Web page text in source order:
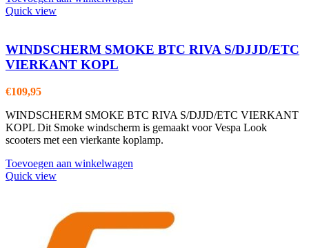
Quick view
WINDSCHERM SMOKE BTC RIVA S/DJJD/ETC
VIERKANT KOPL
€109,95
WINDSCHERM SMOKE BTC RIVA S/DJJD/ETC VIERKANT
KOPL Dit Smoke windscherm is gemaakt voor Vespa Look
scooters met een vierkante koplamp.
Toevoegen aan winkelwagen
Quick view